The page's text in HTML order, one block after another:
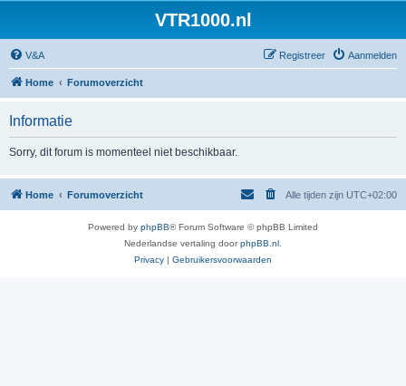
VTR1000.nl
V&A Aanmelden
Registreer
Home Forumoverzicht
Informatie
Sorry, dit forum is momenteel niet beschikbaar.
Home Forumoverzicht Alle tijden zijn UTC+02:00
Powered by phpBB® Forum Software © phpBB Limited
Nederlandse vertaling doorphpBB.nl
Privacy | Gebruikersvoorwaarden